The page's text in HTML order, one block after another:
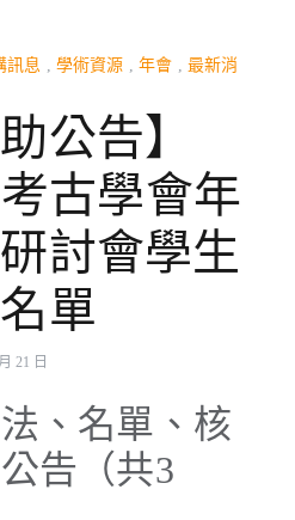
訊息 學術資源 年會
最新消
公告】
古學會年
討會學生
單
21 日
、名單、核
告（共3